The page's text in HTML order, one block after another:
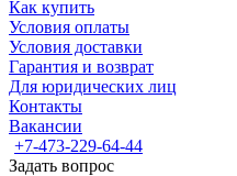
Как купить
Условия оплаты
Условия доставки
Гарантия и возврат
Для юридических лиц
Контакты
Вакансии
+7-473-229-64-44
Задать вопрос